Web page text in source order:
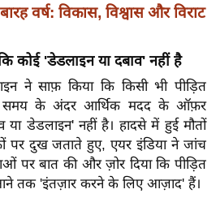
वर्ष: विकास, विश्वास और विराट
कोई 'डेडलाइन या दबाव' नहीं है
ने साफ़ किया कि किसी भी पीड़ित
समय के अंदर आर्थिक मदद के ऑफ़र
या डेडलाइन' नहीं है। हादसे में हुई मौतों
दुख जताते हुए, एयर इंडिया ने जांच
पर बात की और ज़ोर दिया कि पीड़ित
आने तक 'इंतज़ार करने के लिए आज़ाद' हैं।